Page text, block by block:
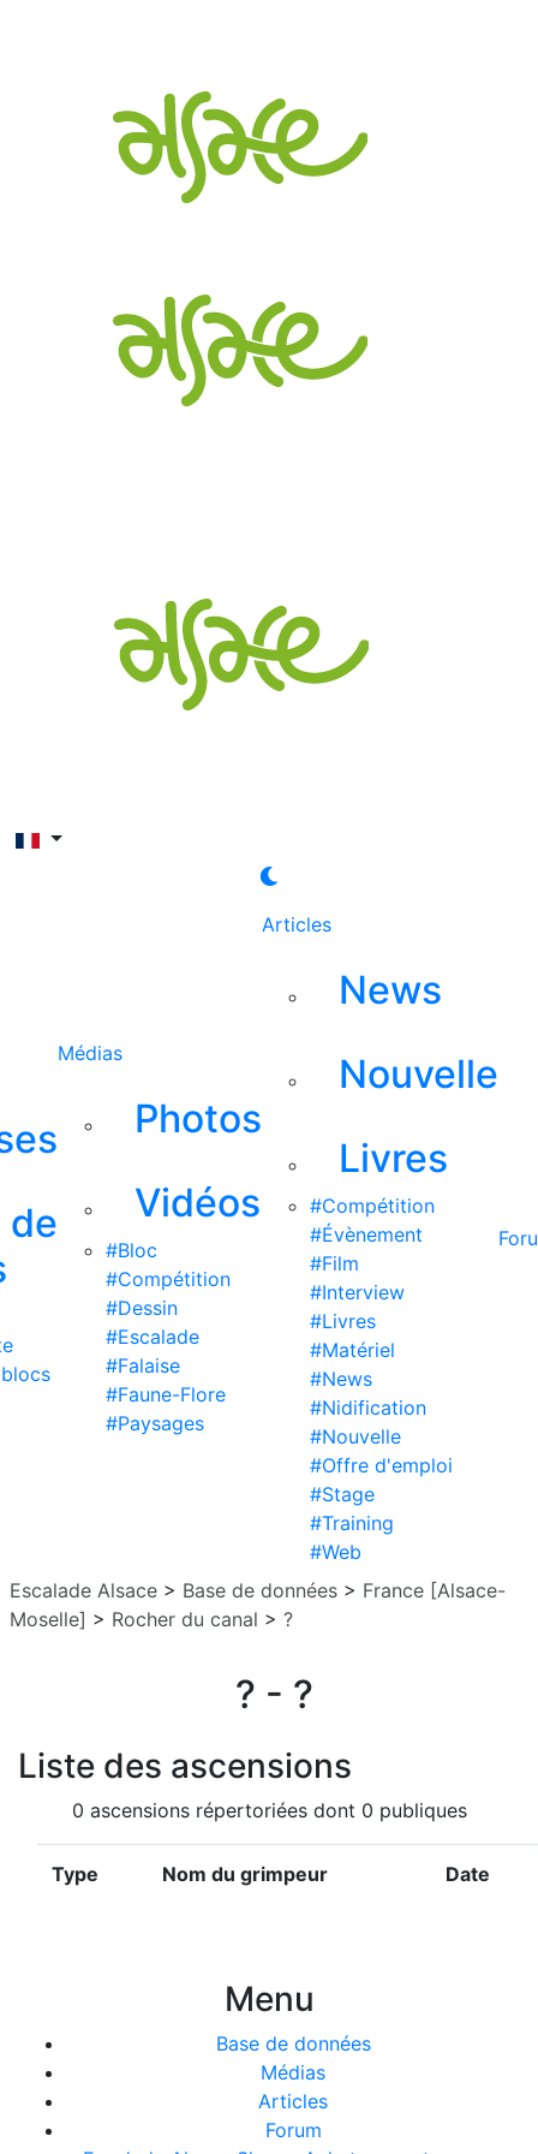
de
Médias
Photos
Vidéos
#Bloc
#Compétition
#Dessin
#Escalade
#Falaise
#Faune-Flore
#Paysages
Articles
News
Nouvelle
Livres
#Compétition
#Évènement
#Film
#Interview
#Livres
#Matériel
#News
#Nidification
#Nouvelle
#Offre d'emploi
#Stage
#Training
#Web
Escalade Alsace > Base de données > France [Alsace-
Moselle] > Rocher du canal > ?
? - ?
Liste des ascensions
0 ascensions répertoriées dont 0 publiques
Type Nom du grimpeur Date
Menu
Base de données
Médias
Articles
Forum